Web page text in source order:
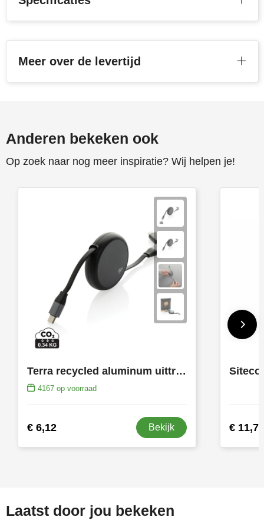
Meer over de levertijd
Anderen bekeken ook
Op zoek naar nog meer inspiratie? Wij helpen je!
Terra recycled aluminum uittrekbare 240W kabel
4167op voorraad
€ 6,12 Bekijk € 11,79
Laatst door jou bekeken